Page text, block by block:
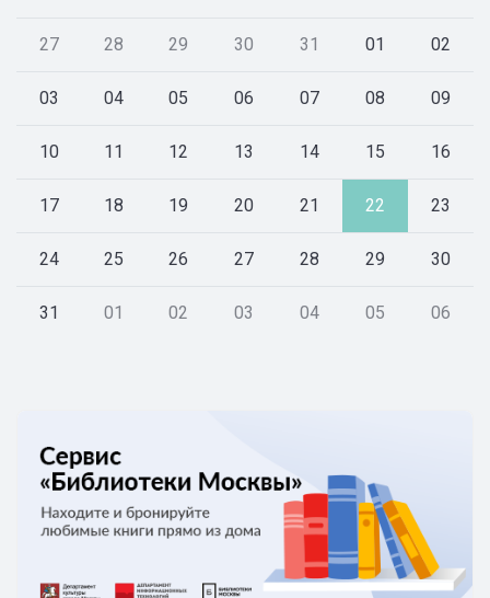
27 28 29 30 31 01 02
03 04 05 06 07 08 09
10 11 12 13 14 15 16
17 18 19 20 21 22 23
24 25 26 27 28 29 30
31 01 02 03 04 05 06